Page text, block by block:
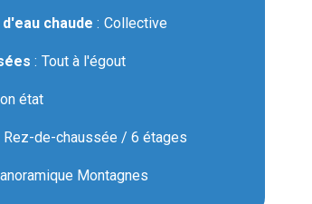
chaude Collective
Tout à l'égout
état
Rez-de-chaussée / 6 étages
Montagnes